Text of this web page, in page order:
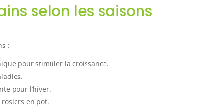
selon les saisons
:
pour stimuler la croissance.
pour l’hiver.
en pot.